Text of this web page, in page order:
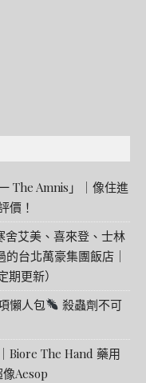
The Amnis」｜像住進
價！
舍艾美、喜來登、士林
的台北萬豪集團飯店｜
更新）
懶人包
殺蟲劑不可
Biore The Hand 藥用
像Aesop